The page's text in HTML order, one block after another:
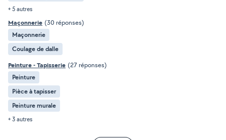
+ 5 autres
Maçonnerie (30 réponses)
Maçonnerie
Coulage de dalle
Peinture - Tapisserie (27 réponses)
Peinture
Pièce à tapisser
Peinture murale
+ 3 autres